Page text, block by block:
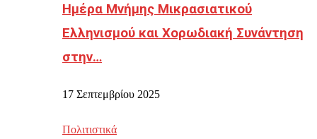
Ημέρα Μνήμης Μικρασιατικού
Ελληνισμού και Χορωδιακή Συνάντηση
στην…
17 Σεπτεμβρίου 2025
Πολιτιστικά